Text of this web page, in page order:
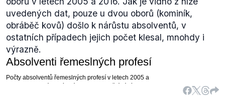
Pokud se podíváme nameziroční nárůst(.pdf, str.
48–51) pro rok 2017, jde o zhruba 7000 míst.
Konkrétně:
2796 z nich přibývá v rámci kapitoly ministerstva
školství.
Nově má být přijato 2001 vojáků.
Ministerstvo financí na své nejrůznější agendy
uvedených dat, pouze u dvou oborů (kominík,
obráběč kovů) došlo k nárůstu absolventů, v
ostatních případech jejich počet klesal, mnohdy i
výrazně.